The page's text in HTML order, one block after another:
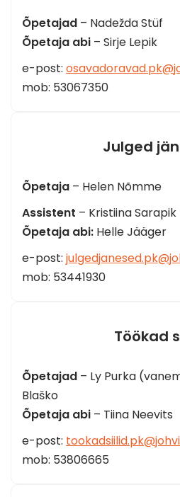
Õpetajad – Nadežda Stüf
Õpetaja abi – Sirje Lepik
e-post:
mob: 53067350
Julged
Õpetaja – Helen Nõmme
Assistent – Kristiina Sarapik
Õpetaja abi: Helle Jääger
e-post:
mob: 53441930
Töökad
Õpetajad – Ly Purka
Blaško
Õpetaja abi – Tiina Neevits
e-post:
mob: 53806665